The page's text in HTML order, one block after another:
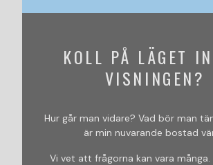
KOLL PÅ LÄGET
VISNINGEN?
Hur går man vidare? Vad bör man
är min nuvarande bostad
Vi vet att frågorna kan vara